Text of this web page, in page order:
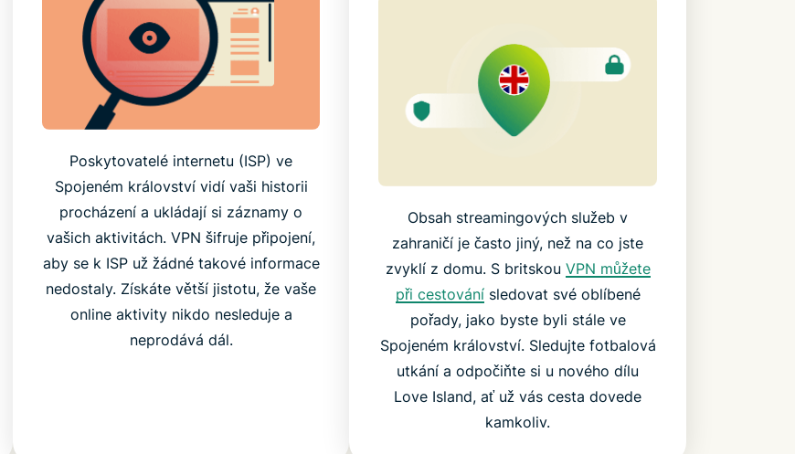
Poskytovatelé internetu (ISP) ve
Spojeném království vidí vaši historii
procházení a ukládají si záznamy o
vašich aktivitách. VPN šifruje připojení,
aby se k ISP už žádné takové informace
nedostaly. Získáte větší jistotu, že vaše
online aktivity nikdo nesleduje a
neprodává dál.
Obsah streamingových služeb v
zahraničí je často jiný, než na co jste
zvyklí z domu. S britskou VPN můžete
při cestovánísledovat své oblíbené
pořady, jako byste byli stále ve
Spojeném království. Sledujte fotbalová
utkání a odpočiňte si u nového dílu
Love Island, ať už vás cesta dovede
kamkoliv.